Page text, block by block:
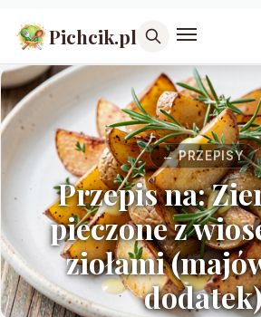
Pichcik.pl
← PRZEPISY
Przepis na:
pieczone z
ziołami